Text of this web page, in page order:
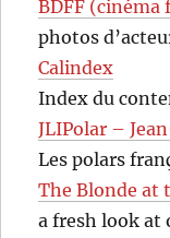
BDFF (cinéma
photos
Calindex
Index du
JLIPolar –
Les polars
The Blonde at
a fresh look at